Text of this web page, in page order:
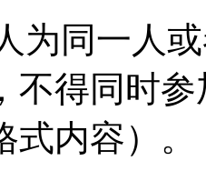
为同一人
不得同时
内容）。